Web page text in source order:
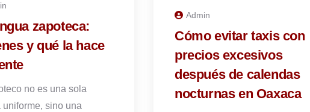
zapoteca:
y qué la hace
no es una sola
uniforme, sino una
Admin
Cómo evitar taxis con
precios excesivos
después de calendas
nocturnas en Oaxaca